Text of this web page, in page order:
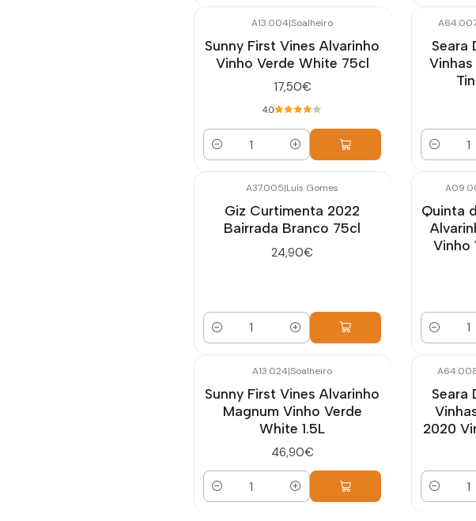
A13.004|Soalheiro
Sunny First Vines Alvarinho
Vinho Verde White 75cl
17,50€
4.0
Cantidad
Seara
Cantidad
A37.005|Luís Gomes
Giz Curtimenta 2022
Bairrada Branco 75cl
24,90€
Cantidad
Quinta
Vinho
Cantidad
A13.024|Soalheiro
Sunny First Vines Alvarinho
Magnum Vinho Verde
White 1.5L
46,90€
Cantidad
Seara
2020
Cantidad